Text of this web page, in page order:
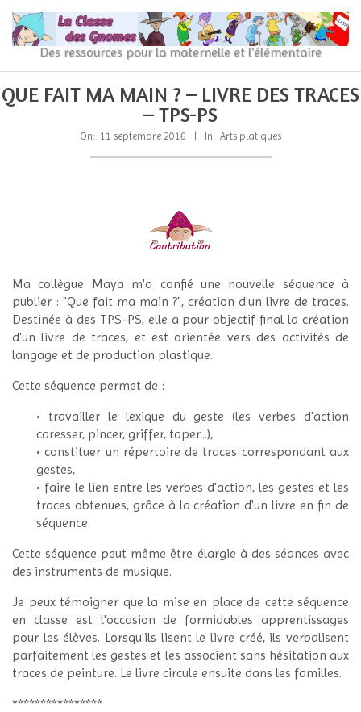
content
La
Classe
des
gnomes
Des ressources pour la maternelle et l'élémentaire
Navigation
Navigation
QUE FAIT MA MAIN ? – LIVRE DES TRACES
– TPS-PS
On: 11 septembre 2016 In: Arts platiques
Ma collègue Maya m'a confié une nouvelle séquence à
publier : "Que fait ma main ?", création d'un livre de traces.
Destinée à des TPS-PS, elle a pour objectif final la création
d'un livre de traces, et est orientée vers des activités de
langage et de production plastique.
Cette séquence permet de :
• travailler le lexique du geste (les verbes d'action
caresser, pincer, griffer, taper...),
• constituer un répertoire de traces correspondant aux
gestes,
• faire le lien entre les verbes d'action, les gestes et les
traces obtenues, grâce à la création d'un livre en fin de
séquence.
Cette séquence peut même être élargie à des séances avec
des instruments de musique.
Je peux témoigner que la mise en place de cette séquence
en classe est l'occasion de formidables apprentissages
pour les élèves. Lorsqu'ils lisent le livre créé, ils verbalisent
parfaitement les gestes et les associent sans hésitation aux
traces de peinture. Le livre circule ensuite dans les familles.
****************